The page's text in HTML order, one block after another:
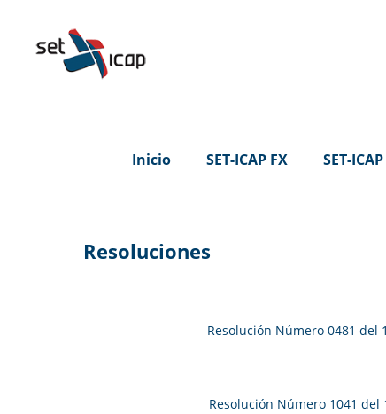
Inicio SET-ICAP FX SET-
Resoluciones
Resolución Número 0481 del
Resolución Número 1041 del